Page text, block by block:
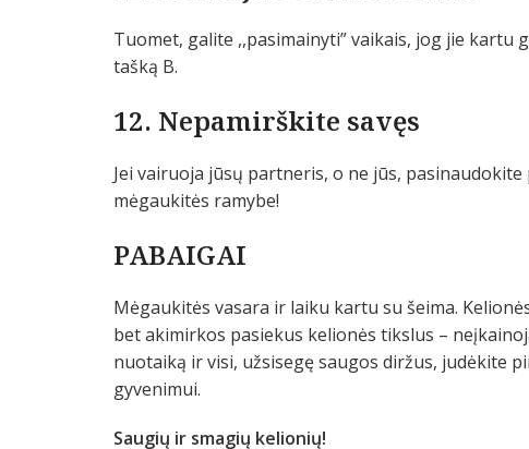
Tuomet, galite ,,pasimainyti” vaikais, jog jie
tašką B.
12. Nepamirškite savęs
Jei vairuoja jūsų partneris, o ne jūs,
mėgaukitės ramybe!
PABAIGAI
Mėgaukitės vasara ir laiku kartu su šeima.
bet akimirkos pasiekus kelionės tikslus –
nuotaiką ir visi, užsisegę saugos diržus, judėkite
gyvenimui.
Saugių ir smagių kelionių!